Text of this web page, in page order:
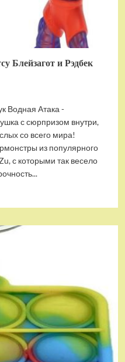
Блейзагот и Рэдбек
Водная Атака -
с сюрпризом внутри,
со всего мира!
из популярного
с которыми так весело